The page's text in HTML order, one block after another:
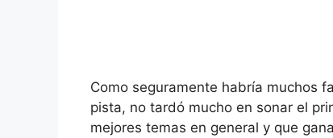
Como seguramente habría muchos
pista, no tardó mucho en sonar el
mejores temas en general y que